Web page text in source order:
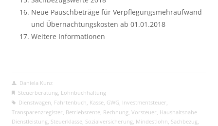
Neue Pauschbeträge für Verpflegungsmehraufwand
und Übernachtungskosten ab 01.01.2018
Weitere Informationen
Daniela Kunz
Steuerberatung Lohnbuchhaltung
Dienstwagen Fahrtenbuch Kasse, GWG Investmentsteuer
Transparenzregister Betriebsrente Rechnung Vorsteuer Haushaltsnahe
Dienstleistung Steuerklasse Sozialversicherung Mindestlohn Sachbezug